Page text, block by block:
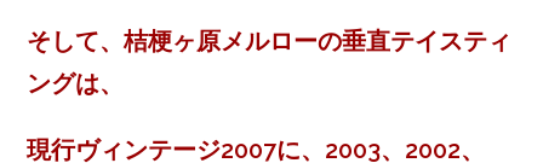
そして、桔梗ヶ原メルローの垂直テイスティ
ングは、
現行ヴィンテージ2007に、2003、2002、